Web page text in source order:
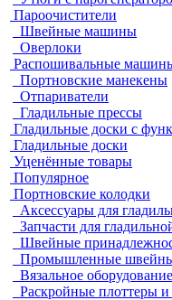
Пароочистители
Швейные машины
Оверлоки
Распошивальные
Портновские манекены
Отпариватели
Гладильные прессы
Гладильные доски с
Гладильные доски
Уценённые товары
Популярное
Портновские колодки
Аксессуары для
Запчасти для
Швейные
Промышленные
Вязальное оборудование
Раскройные плоттеры и